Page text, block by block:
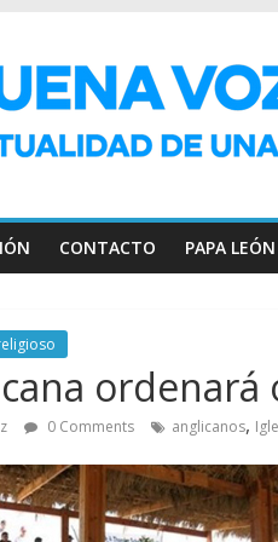
CONTACTO PAPA
ordenará
0 Comments anglicanos,